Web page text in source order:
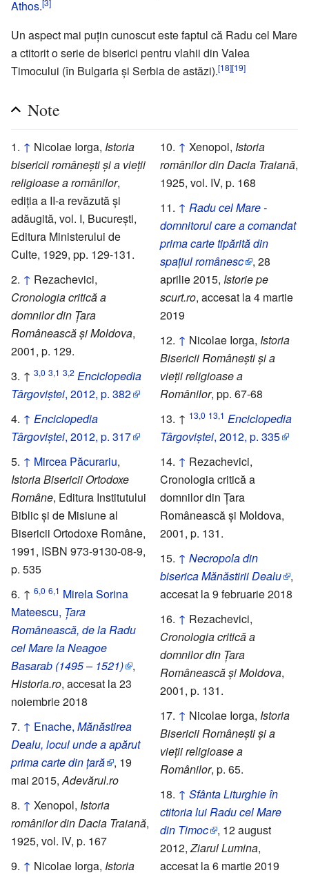
Athos.
Un aspect mai puțin cunoscut este faptul că Radu cel Mare
a ctitorit o serie de biserici pentru vlahii din Valea
Timocului (în Bulgaria și Serbia de astăzi).[18][19]
Note
↑ Nicolae Iorga, Istoria
bisericii românești și a vieții
religioase a românilor,
ediția a II-a revăzută și
adăugită, vol. I, București,
Editura Ministerului de
Culte, 1929, pp. 129-131.
↑ Rezachevici,
Cronologia critică a
domnilor din Țara
Românească și Moldova,
2001, p. 129.
↑ 3,0 3,1 3,2 Enciclopedia
Târgoviștei, 2012, p. 382
↑ Enciclopedia
Târgoviștei, 2012, p. 317
↑ Mircea Păcurariu,
Istoria Bisericii Ortodoxe
Române, Editura Institutului
Biblic și de Misiune al
Bisericii Ortodoxe Române,
1991, ISBN 973-9130-08-9,
p. 535
↑ 6,0 6,1 Mirela Sorina
Mateescu, Țara
Românească, de la Radu
cel Mare la Neagoe
Basarab (1495 – 1521)
,
Historia.ro, accesat la 23
noiembrie 2018
↑ Enache, Mănăstirea
Dealu, locul unde a apărut
prima carte din țară
, 19
mai 2015,Adevărul.ro
↑ Xenopol, Istoria
românilor din Dacia Traiană,
1925, vol. IV, p. 167
↑ Nicolae Iorga, Istoria
↑ Xenopol, Istoria
românilor din Dacia Traiană,
1925, vol. IV, p. 168
↑ Radu cel Mare -
domnitorul care a comandat
prima carte tipărită din
spațiul românesc
, 28
aprilie 2015, Istorie pe
scurt.ro, accesat la 4 martie
2019
↑ Nicolae Iorga, Istoria
Bisericii Românești și a
vieții religioase a
Românilor, pp. 67-68
↑ 13,0 13,1 Enciclopedia
Târgoviștei, 2012, p. 335
↑ Rezachevici,
Cronologia critică a
domnilor din Țara
Românească și Moldova,
2001, p. 131.
↑ Necropola din
biserica Mănăstirii Dealu
,
accesat la 9 februarie 2018
↑ Rezachevici,
Cronologia critică a
domnilor din Țara
Românească și Moldova,
2001, p. 131.
↑ Nicolae Iorga, Istoria
Bisericii Românești și a
vieții religioase a
Românilor, p. 65.
↑ Sfânta Liturghie în
ctitoria lui Radu cel Mare
din Timoc
, 12 august
2012,Ziarul Lumina,
accesat la 6 martie 2019